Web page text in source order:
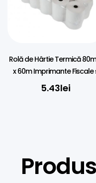
Rolă de Hârtie Termică
x 60m Imprimante Fiscale
POS
5.43lei